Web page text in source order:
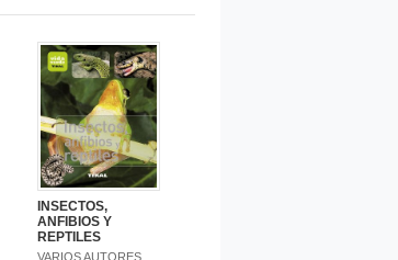
INSECTOS,
ANFIBIOS Y
REPTILES
VARIOS AUTORES